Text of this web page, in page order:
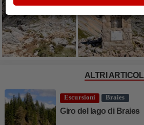
ALTRI ARTICOLI
Escursioni Braies
Giro del lago di Braies